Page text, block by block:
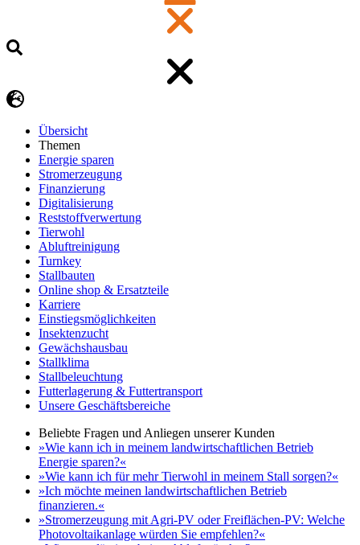
Übersicht
Themen
Energie sparen
Stromerzeugung
Finanzierung
Digitalisierung
Reststoffverwertung
Tierwohl
Abluftreinigung
Turnkey
Stallbauten
Online shop & Ersatzteile
Karriere
Einstiegsmöglichkeiten
Insektenzucht
Gewächshausbau
Stallklima
Stallbeleuchtung
Futterlagerung & Futtertransport
Unsere Geschäftsbereiche
Beliebte Fragen und Anliegen unserer Kunden
»Wie kann ich in meinem landwirtschaftlichen Betrieb
Energie sparen?«
»Wie kann ich für mehr Tierwohl in meinem Stall sorgen?«
»Ich möchte meinen landwirtschaftlichen Betrieb
finanzieren.«
»Stromerzeugung mit Agri-PV oder Freiflächen-PV: Welche
Photovoltaikanlage würden Sie empfehlen?«